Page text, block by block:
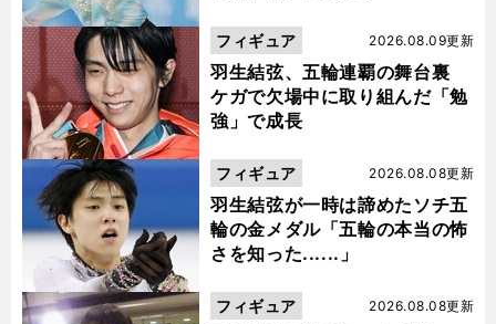
羽生結弦、五輪連覇の舞台裏
ケガで欠場中に取り組んだ「勉
強」で成長
2026.08.09更新
フィギュア
羽生結弦が一時は諦めたソチ五
輪の金メダル「五輪の本当の怖
さを知った......」
2026.08.08更新
フィギュア
2026.08.08更新
フィギュア